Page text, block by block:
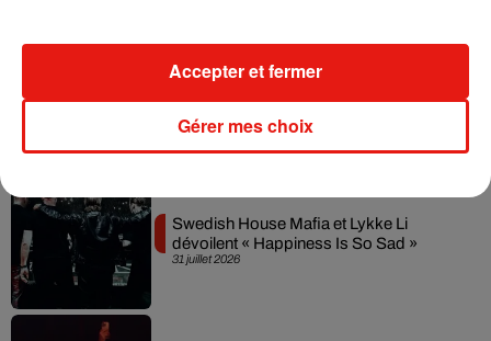
Fred again.. et Latin Mafia dévoilent enfin
31 juillet 2026
Swedish House Mafia et Lykke Li
dévoilent « Happiness Is So Sad »
Gérer mes choix
Accepter et fermer